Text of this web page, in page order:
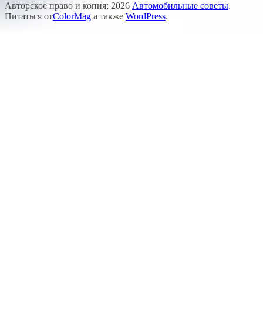
Авторское право и копия; 2026 Автомобильные советы.
Питаться отColorMag а также WordPress.